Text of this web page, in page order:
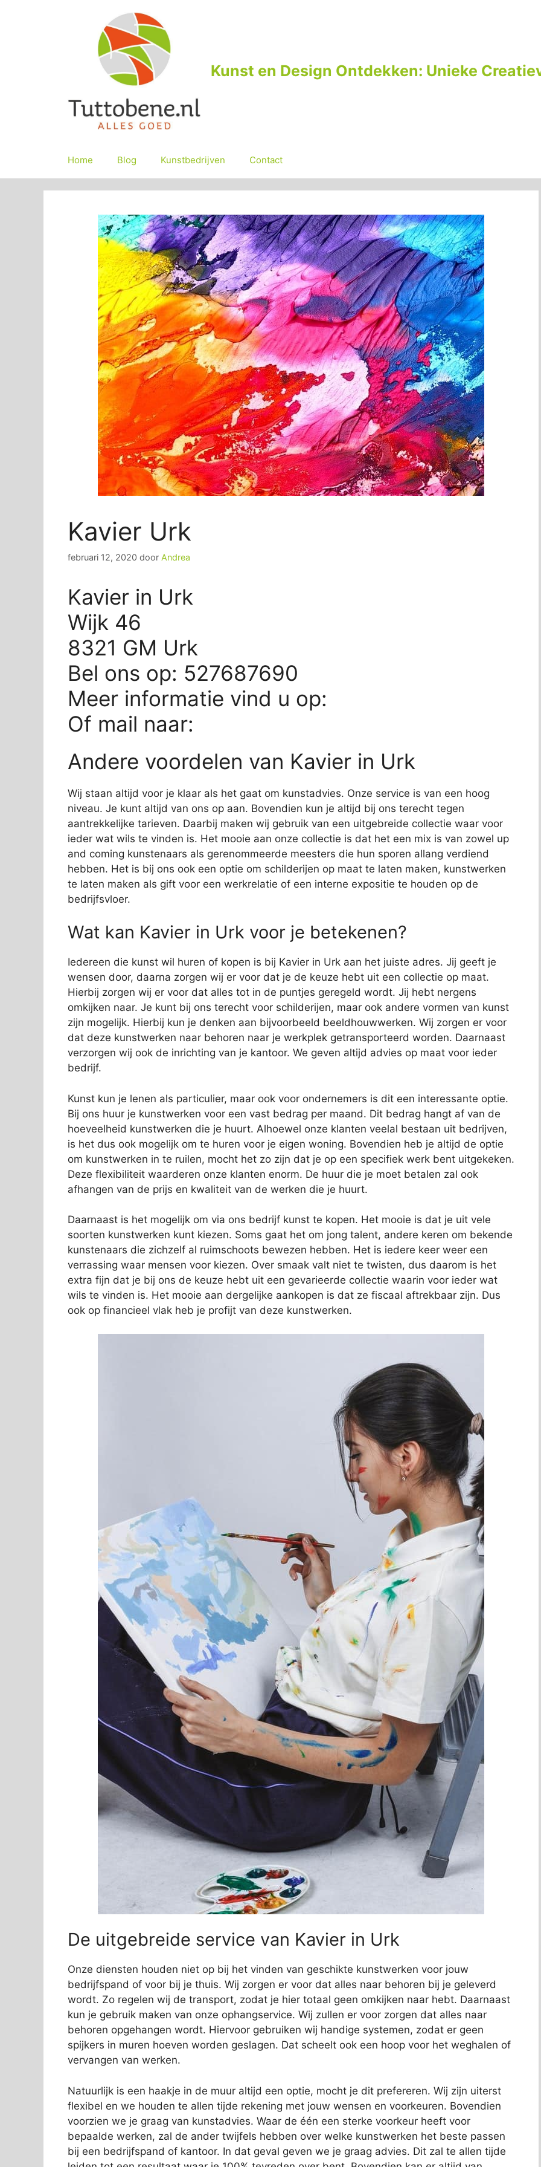
Kunst en Design Ontdekken: Unieke
Home Blog Kunstbedrijven Contact
Kavier Urk
februari 12, 2020 door Andrea
Kavier in Urk
Wijk 46
8321 GM Urk
Bel ons op: 527687690
Meer informatie vind u op:
Of mail naar:
Andere voordelen van Kavier in Urk
Wij staan altijd voor je klaar als het gaat om kunstadvies. Onze service is van een hoog
niveau. Je kunt altijd van ons op aan. Bovendien kun je altijd bij ons terecht tegen
aantrekkelijke tarieven. Daarbij maken wij gebruik van een uitgebreide collectie waar voor
ieder wat wils te vinden is. Het mooie aan onze collectie is dat het een mix is van zowel up
and coming kunstenaars als gerenommeerde meesters die hun sporen allang verdiend
hebben. Het is bij ons ook een optie om schilderijen op maat te laten maken, kunstwerken
te laten maken als gift voor een werkrelatie of een interne expositie te houden op de
bedrijfsvloer.
Wat kan Kavier in Urk voor je betekenen?
Iedereen die kunst wil huren of kopen is bij Kavier in Urk aan het juiste adres. Jij geeft je
wensen door, daarna zorgen wij er voor dat je de keuze hebt uit een collectie op maat.
Hierbij zorgen wij er voor dat alles tot in de puntjes geregeld wordt. Jij hebt nergens
omkijken naar. Je kunt bij ons terecht voor schilderijen, maar ook andere vormen van kunst
zijn mogelijk. Hierbij kun je denken aan bijvoorbeeld beeldhouwwerken. Wij zorgen er voor
dat deze kunstwerken naar behoren naar je werkplek getransporteerd worden. Daarnaast
verzorgen wij ook de inrichting van je kantoor. We geven altijd advies op maat voor ieder
bedrijf.
Kunst kun je lenen als particulier, maar ook voor ondernemers is dit een interessante optie.
Bij ons huur je kunstwerken voor een vast bedrag per maand. Dit bedrag hangt af van de
hoeveelheid kunstwerken die je huurt. Alhoewel onze klanten veelal bestaan uit bedrijven,
is het dus ook mogelijk om te huren voor je eigen woning. Bovendien heb je altijd de optie
om kunstwerken in te ruilen, mocht het zo zijn dat je op een specifiek werk bent uitgekeken.
Deze flexibiliteit waarderen onze klanten enorm. De huur die je moet betalen zal ook
afhangen van de prijs en kwaliteit van de werken die je huurt.
Daarnaast is het mogelijk om via ons bedrijf kunst te kopen. Het mooie is dat je uit vele
soorten kunstwerken kunt kiezen. Soms gaat het om jong talent, andere keren om bekende
kunstenaars die zichzelf al ruimschoots bewezen hebben. Het is iedere keer weer een
verrassing waar mensen voor kiezen. Over smaak valt niet te twisten, dus daarom is het
extra fijn dat je bij ons de keuze hebt uit een gevarieerde collectie waarin voor ieder wat
wils te vinden is. Het mooie aan dergelijke aankopen is dat ze fiscaal aftrekbaar zijn. Dus
ook op financieel vlak heb je profijt van deze kunstwerken.
De uitgebreide service van Kavier in Urk
Onze diensten houden niet op bij het vinden van geschikte kunstwerken voor jouw
bedrijfspand of voor bij je thuis. Wij zorgen er voor dat alles naar behoren bij je geleverd
wordt. Zo regelen wij de transport, zodat je hier totaal geen omkijken naar hebt. Daarnaast
kun je gebruik maken van onze ophangservice. Wij zullen er voor zorgen dat alles naar
behoren opgehangen wordt. Hiervoor gebruiken wij handige systemen, zodat er geen
spijkers in muren hoeven worden geslagen. Dat scheelt ook een hoop voor het weghalen of
vervangen van werken.
Natuurlijk is een haakje in de muur altijd een optie, mocht je dit prefereren. Wij zijn uiterst
flexibel en we houden te allen tijde rekening met jouw wensen en voorkeuren. Bovendien
voorzien we je graag van kunstadvies. Waar de één een sterke voorkeur heeft voor
bepaalde werken, zal de ander twijfels hebben over welke kunstwerken het beste passen
bij een bedrijfspand of kantoor. In dat geval geven we je graag advies. Dit zal te allen tijde